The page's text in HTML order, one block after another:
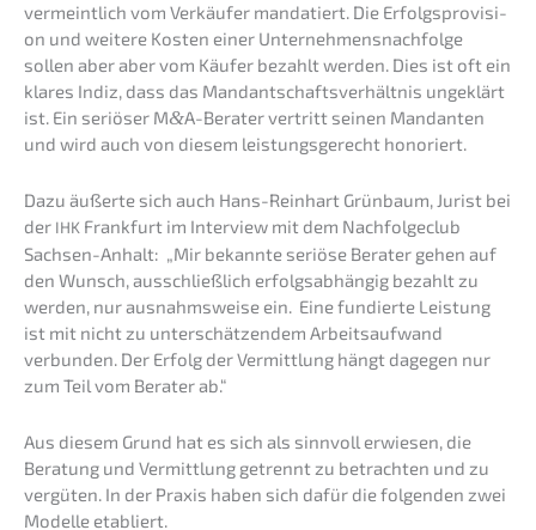
vermeint­lich vom Verkäu­fer manda­tiert. Die Erfolgs­pro­vi­si­
on und weite­re Kosten einer Unternehmens­nachfolge
sollen aber aber vom Käufer bezahlt werden. Dies ist oft ein
klares Indiz, dass das Mandant­schafts­ver­hält­nis ungeklärt
ist. Ein seriö­ser M&A-Berater vertritt seinen Mandan­ten
und wird auch von diesem leistungs­ge­recht honoriert.
Dazu äußer­te sich auch Hans-Reinhart Grünbaum, Jurist bei
der IHK Frank­furt im Inter­view mit dem Nachfol­ge­club
Sachsen-Anhalt: „Mir bekann­te seriö­se Berater gehen auf
den Wunsch, ausschließ­lich erfolgs­ab­hän­gig bezahlt zu
werden, nur ausnahms­wei­se ein. Eine fundier­te Leistung
ist mit nicht zu unter­schät­zen­dem Arbeits­auf­wand
verbun­den. Der Erfolg der Vermitt­lung hängt dagegen nur
zum Teil vom Berater ab.“
Aus diesem Grund hat es sich als sinnvoll erwie­sen, die
Beratung und Vermitt­lung getrennt zu betrach­ten und zu
vergü­ten. In der Praxis haben sich dafür die folgen­den zwei
Model­le etabliert.